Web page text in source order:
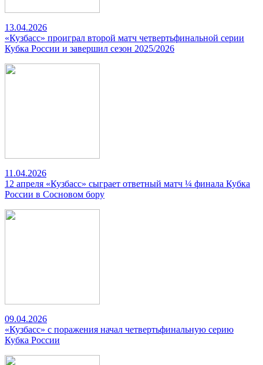
13.04.2026
«Кузбасс» проиграл второй матч четвертьфинальной серии
Кубка России и завершил сезон 2025/2026
11.04.2026
12 апреля «Кузбасс» сыграет ответный матч ¼ финала Кубка
России в Сосновом бору
09.04.2026
«Кузбасс» с поражения начал четвертьфинальную серию
Кубка России